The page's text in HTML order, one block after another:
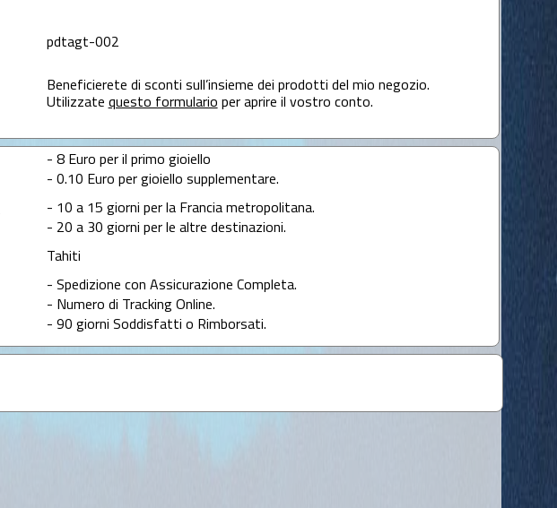
pdtagt-002
Beneficierete di sconti sull’insieme dei prodotti del mio negozio.
Utilizzate questo formulario per aprire il vostro conto.
- 8 Euro per il primo gioiello
- 0.10 Euro per gioiello supplementare.
- 10 a 15 giorni per la Francia metropolitana.
- 20 a 30 giorni per le altre destinazioni.
Tahiti
- Spedizione con Assicurazione Completa.
- Numero di Tracking Online.
- 90 giorni Soddisfatti o Rimborsati.